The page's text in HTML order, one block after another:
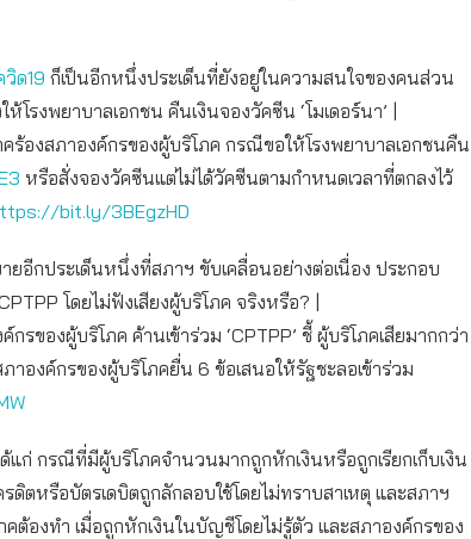
วิด19 ก็เป็นอีกหนึ่งประเด็นที่ยังอยู่ในความสนใจของคนส่วน
ห้โรงพยาบาลเอกชน คืนเงินจองวัคซีน ‘โมเดอร์นา’ |
ร้องสภาองค์กรของผู้บริโภค กรณีขอให้โรงพยาบาลเอกชนคืน
หรือสั่งจองวัคซีนแต่ไม่ได้วัคซีนตามกำหนดเวลาที่ตกลงไว้
bit.ly/3BEgzHD
ยอีกประเด็นหนึ่งที่สภาฯ ขับเคลื่อนอย่างต่อเนื่อง ประกอบ
โดยไม่ฟังเสียงผู้บริโภค จริงหรือ? |
กรของผู้บริโภค ค้านเข้าร่วม ‘CPTPP’ ชี้ ผู้บริโภคเสียมากกว่า
าองค์กรของผู้บริโภคยื่น 6 ข้อเสนอให้รัฐชะลอเข้าร่วม
แก่ กรณีที่มีผู้บริโภคจำนวนมากถูกหักเงินหรือถูกเรียกเก็บเงิน
ดิตหรือบัตรเดบิตถูกลักลอบใช้โดยไม่ทราบสาเหตุ และสภาฯ
ต้องทำ เมื่อถูกหักเงินในบัญชีโดยไม่รู้ตัว และสภาองค์กรของ